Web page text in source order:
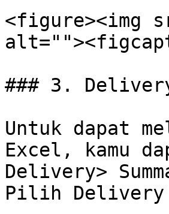
<figure><img
### 3.
Untuk dapat
Excel, kamu
Delivery>
Pilih Delivery